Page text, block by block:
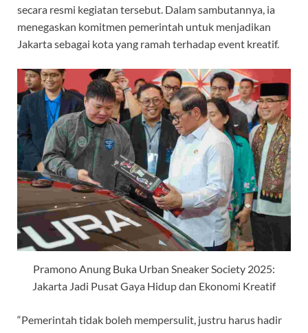
secara resmi kegiatan tersebut. Dalam sambutannya, ia
menegaskan komitmen pemerintah untuk menjadikan
Jakarta sebagai kota yang ramah terhadap event kreatif.
Pramono Anung Buka Urban Sneaker Society 2025:
Jakarta Jadi Pusat Gaya Hidup dan Ekonomi Kreatif
“Pemerintah tidak boleh mempersulit, justru harus hadir